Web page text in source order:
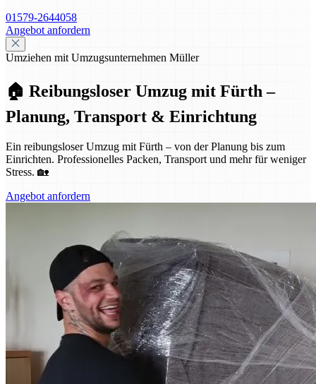
01579-2644058
Angebot anfordern
Umziehen mit Umzugsunternehmen Müller
🏠 Reibungsloser Umzug mit Fürth –
Planung, Transport & Einrichtung
Ein reibungsloser Umzug mit Fürth – von der Planung bis zum
Einrichten. Professionelles Packen, Transport und mehr für weniger
Stress. 🏡
Angebot anfordern